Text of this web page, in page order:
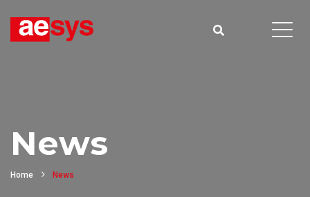
News
Home News